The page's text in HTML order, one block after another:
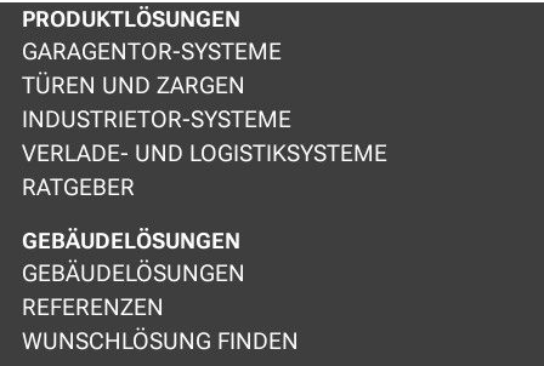
PRODUKTLÖSUNGEN
GARAGENTOR-SYSTEME
TÜREN UND ZARGEN
INDUSTRIETOR-SYSTEME
VERLADE- UND LOGISTIKSYSTEME
RATGEBER
GEBÄUDELÖSUNGEN
GEBÄUDELÖSUNGEN
REFERENZEN
WUNSCHLÖSUNG FINDEN